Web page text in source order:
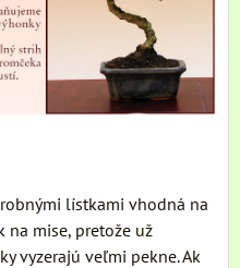
lístkami vhodná na
na mise, pretože už
vyzerajú veľmi pekne. Ak